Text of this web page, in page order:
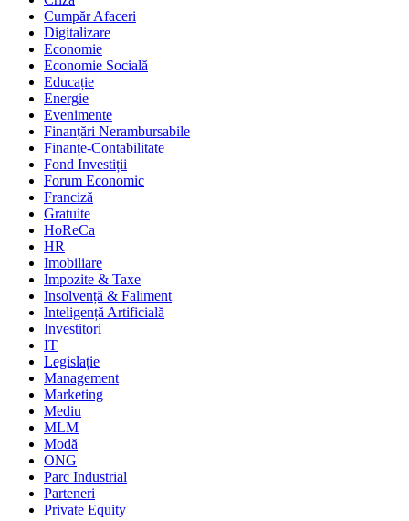
Cumpăr Afaceri
Digitalizare
Economie
Economie Socială
Educație
Energie
Evenimente
Finanțări Nerambursabile
Finanțe-Contabilitate
Fond Investiții
Forum Economic
Franciză
Gratuite
HoReCa
HR
Imobiliare
Impozite & Taxe
Insolvență & Faliment
Inteligență Artificială
Investitori
IT
Legislație
Management
Marketing
Mediu
MLM
Modă
ONG
Parc Industrial
Parteneri
Private Equity